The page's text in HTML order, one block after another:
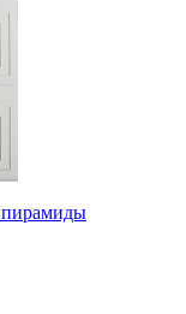
пирамиды